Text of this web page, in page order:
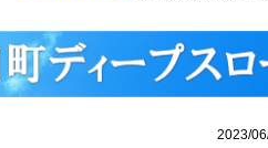
2023/